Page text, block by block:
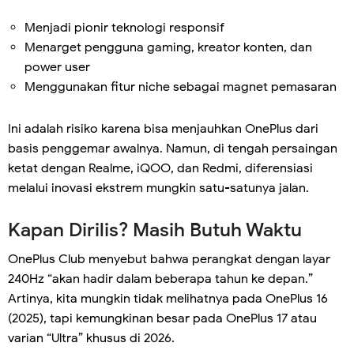
Menjadi pionir teknologi responsif
Menarget pengguna gaming, kreator konten, dan
power user
Menggunakan fitur niche sebagai magnet pemasaran
Ini adalah risiko karena bisa menjauhkan OnePlus dari
basis penggemar awalnya. Namun, di tengah persaingan
ketat dengan Realme, iQOO, dan Redmi, diferensiasi
melalui inovasi ekstrem mungkin satu-satunya jalan.
Kapan Dirilis? Masih Butuh Waktu
OnePlus Club menyebut bahwa perangkat dengan layar
240Hz “akan hadir dalam beberapa tahun ke depan.”
Artinya, kita mungkin tidak melihatnya pada OnePlus 16
(2025), tapi kemungkinan besar pada OnePlus 17 atau
varian “Ultra” khusus di 2026.